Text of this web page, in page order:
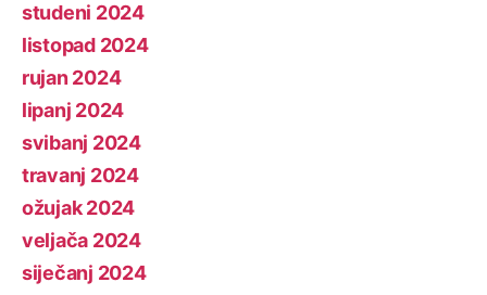
studeni 2024
listopad 2024
rujan 2024
lipanj 2024
svibanj 2024
travanj 2024
ožujak 2024
veljača 2024
siječanj 2024